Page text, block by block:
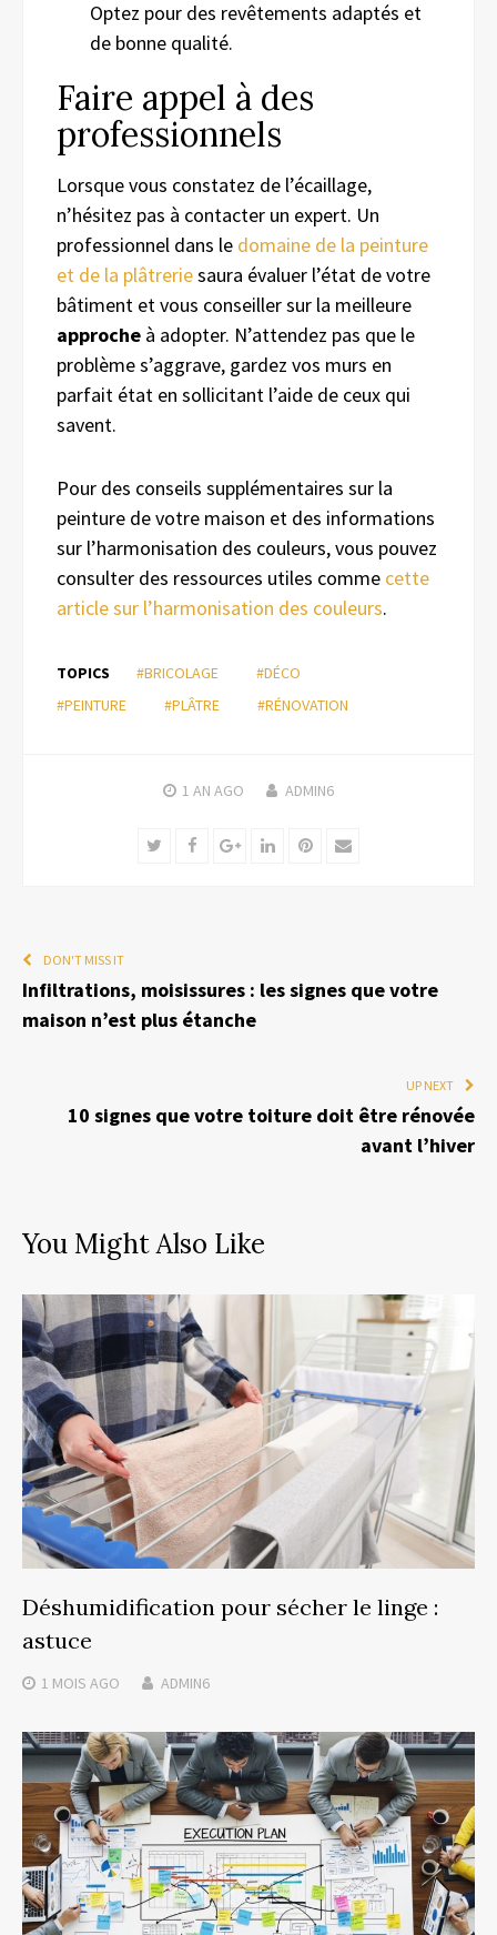
Optez pour des revêtements adaptés et
de bonne qualité.
Faire appel à des
professionnels
Lorsque vous constatez de l’écaillage,
n’hésitez pas à contacter un expert. Un
professionnel dans le domaine de la peinture
et de la plâtreriesaura évaluer l’état de votre
bâtiment et vous conseiller sur la meilleure
approche à adopter. N’attendez pas que le
problème s’aggrave, gardez vos murs en
parfait état en sollicitant l’aide de ceux qui
savent.
Pour des conseils supplémentaires sur la
peinture de votre maison et des informations
sur l’harmonisation des couleurs, vous pouvez
consulter des ressources utiles comme cette
article sur l’harmonisation des couleurs.
TOPICS #BRICOLAGE
#DÉCO
#PEINTURE
#PLÂTRE #RÉNOVATION
1 AN AGO ADMIN6
TwitterFacebookGoogle+LinkedInPinterest
Email
DON'T MISS IT
Infiltrations, moisissures : les signes que votre
maison n’est plus étanche
UP NEXT
10 signes que votre toiture doit être rénovée
avant l’hiver
You Might Also Like
Déshumidification pour sécher le linge :
astuce
1 MOIS AGO ADMIN6